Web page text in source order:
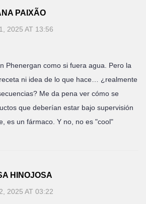
PAIXÃO
2025 AT 13:56
Phenergan como si fuera agua. Pero la
ni idea de lo que hace… ¿realmente
Me da pena ver cómo se
que deberían estar bajo supervisión
es un fármaco. Y no, no es "cool"
HINOJOSA
2025 AT 03:22